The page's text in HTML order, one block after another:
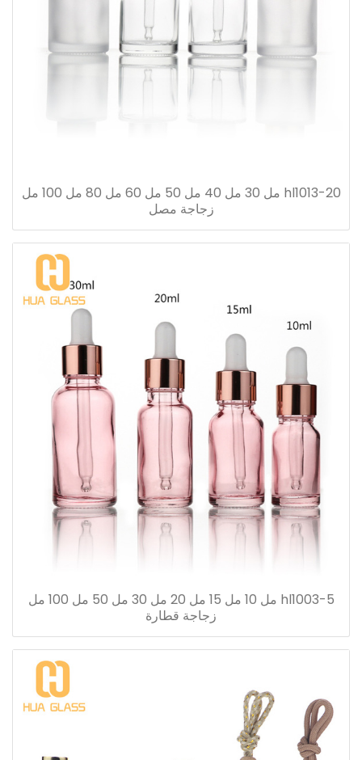
hl1013-20 مل 30 مل 40 مل 50 مل 60 مل 80 مل 100 مل
زجاجة مصل
hl1003-5 مل 10 مل 15 مل 20 مل 30 مل 50 مل 100 مل
زجاجة قطارة